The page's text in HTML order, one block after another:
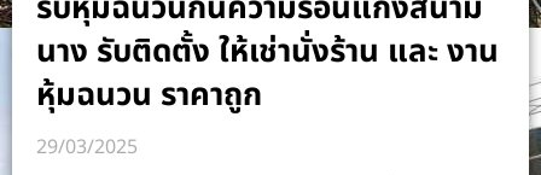
นาง รับติดตั้ง ให้เช่านั่งร้าน และ งาน
หุ้มฉนวน ราคาถูก
29/03/2025